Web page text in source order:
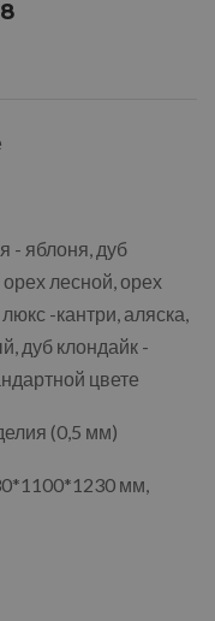
- яблоня, дуб
лесной, орех
-кантри, аляска,
дуб клондайк -
цвете
(0,5 мм)
мм,